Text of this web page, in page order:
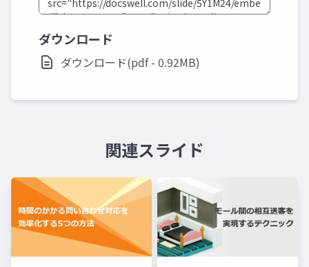
ダウンロード
ダウンロード(pdf - 0.92MB)
関連スライド